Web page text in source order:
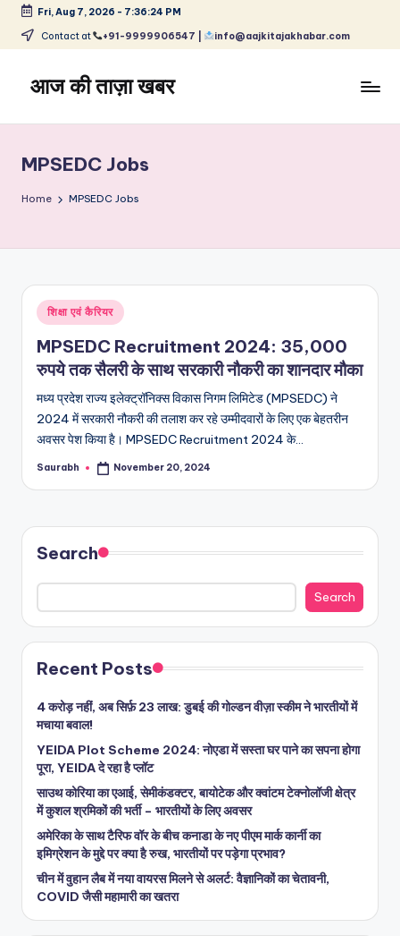
Skip
content
Fri, Aug 7, 2026 - 7:36:24 PM
Contact at +91-9999906547 | info@aajkitajakhabar.com
आज की ताज़ा खबर
ताज़ा
समाचार
–
और
विश्व
MPSEDC Jobs
Home MPSEDC Jobs
Posted
in
शिक्षा एवं कैरियर
MPSEDC Recruitment 2024: 35,000
रुपये तक सैलरी के साथ सरकारी नौकरी का शानदार मौका
मध्य प्रदेश राज्य इलेक्ट्रॉनिक्स विकास निगम लिमिटेड (MPSEDC) ने
2024 में सरकारी नौकरी की तलाश कर रहे उम्मीदवारों के लिए एक बेहतरीन
अवसर पेश किया है। MPSEDC Recruitment 2024 के…
Posted
Saurabh November 20, 2024
Search
Search
Recent Posts
4 करोड़ नहीं, अब सिर्फ़ 23 लाख: डुबई की गोल्डन वीज़ा स्कीम ने भारतीयों में
मचाया बवाल!
YEIDA Plot Scheme 2024: नोएडा में सस्ता घर पाने का सपना होगा
पूरा, YEIDA दे रहा है प्लॉट
साउथ कोरिया का एआई, सेमीकंडक्टर, बायोटेक और क्वांटम टेक्नोलॉजी क्षेत्र
में कुशल श्रमिकों की भर्ती – भारतीयों के लिए अवसर
अमेरिका के साथ टैरिफ वॉर के बीच कनाडा के नए पीएम मार्क कार्नी का
इमिग्रेशन के मुद्दे पर क्या है रुख, भारतीयों पर पड़ेगा प्रभाव?
चीन में वुहान लैब में नया वायरस मिलने से अलर्ट: वैज्ञानिकों का चेतावनी,
COVID जैसी महामारी का खतरा